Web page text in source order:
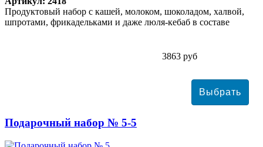
Продуктовый набор с кашей, молоком, шоколадом, халвой,
шпротами, фрикадельками и даже люля-кебаб в составе
3863 руб
Подарочный набор № 5-5